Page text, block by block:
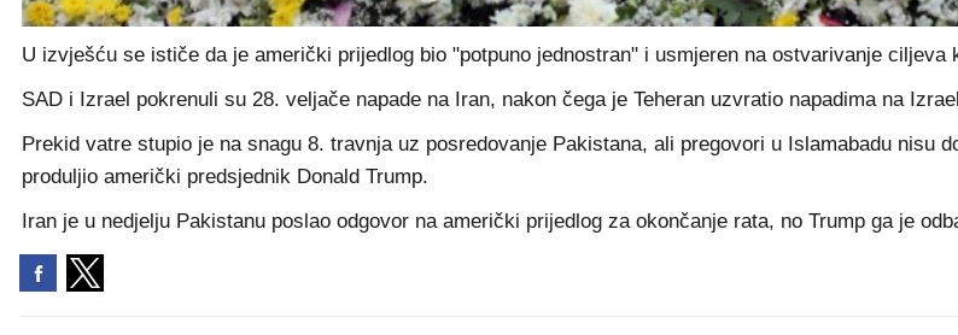
U izvješću se ističe da je američki prijedlog bio "potpuno jednostran" i usmjeren na ostvarivanje
SAD i Izrael pokrenuli su 28. veljače napade na Iran, nakon čega je Teheran uzvratio napadima na
Prekid vatre stupio je na snagu 8. travnja uz posredovanje Pakistana, ali pregovori u Islamabadu nisu
produljio američki predsjednik Donald Trump.
Iran je u nedjelju Pakistanu poslao odgovor na američki prijedlog za okončanje rata, no Trump ga je